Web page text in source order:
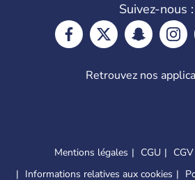
Suivez-nous :
Retrouvez nos
Mentions légales CGU CGV
Informations relatives aux cookies